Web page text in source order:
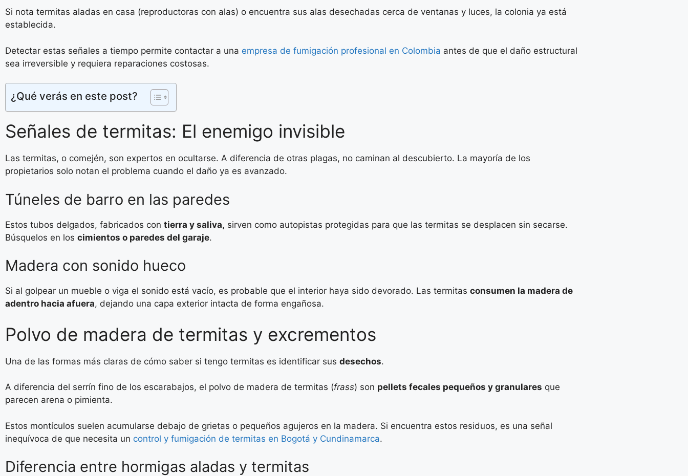
Si nota termitas aladas en casa (reproductoras con alas) o encuentra sus alas desechadas cerca de ventanas y luces, la colonia ya está
establecida.
Detectar estas señales a tiempo permite contactar a una empresa de fumigación profesional en Colombia antes de que el daño estructural
sea irreversible y requiera reparaciones costosas.
¿Qué verás en este post?
Señales de termitas: El enemigo invisible
Las termitas, o comején, son expertos en ocultarse. A diferencia de otras plagas, no caminan al descubierto. La mayoría de los
propietarios solo notan el problema cuando el daño ya es avanzado.
Túneles de barro en las paredes
Estos tubos delgados, fabricados con tierra y saliva, sirven como autopistas protegidas para que las termitas se desplacen sin secarse.
Búsquelos en los cimientos o paredes del garaje.
Madera con sonido hueco
Si al golpear un mueble o viga el sonido está vacío, es probable que el interior haya sido devorado. Las termitas consumen la madera de
adentro hacia afuera, dejando una capa exterior intacta de forma engañosa.
Polvo de madera de termitas y excrementos
Una de las formas más claras de cómo saber si tengo termitas es identificar sus desechos.
A diferencia del serrín fino de los escarabajos, el polvo de madera de termitas (frass) son pellets fecales pequeños y granulares que
parecen arena o pimienta.
Estos montículos suelen acumularse debajo de grietas o pequeños agujeros en la madera. Si encuentra estos residuos, es una señal
inequívoca de que necesita un control y fumigación de termitas en Bogotá y Cundinamarca.
Diferencia entre hormigas aladas y termitas